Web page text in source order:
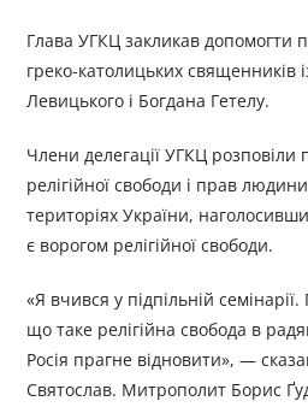
Глава УГКЦ закликав допомогти
греко-католицьких священників
Левицького і Богдана Гетелу.
Члени делегації УГКЦ
релігійної свободи і прав
територіях України,
є ворогом релігійної свободи.
«Я вчився у підпільній
що таке релігійна свобода в
Росія прагне відновити», —
Святослав. Митрополит Борис